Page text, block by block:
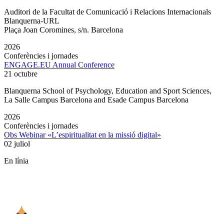
Auditori de la Facultat de Comunicació i Relacions Internacionals
Blanquerna-URL
Plaça Joan Coromines, s/n. Barcelona
2026
Conferències i jornades
ENGAGE.EU Annual Conference
21 octubre
Blanquerna School of Psychology, Education and Sport Sciences,
La Salle Campus Barcelona and Esade Campus Barcelona
2026
Conferències i jornades
Obs Webinar «L’espiritualitat en la missió digital»
02 juliol
En línia